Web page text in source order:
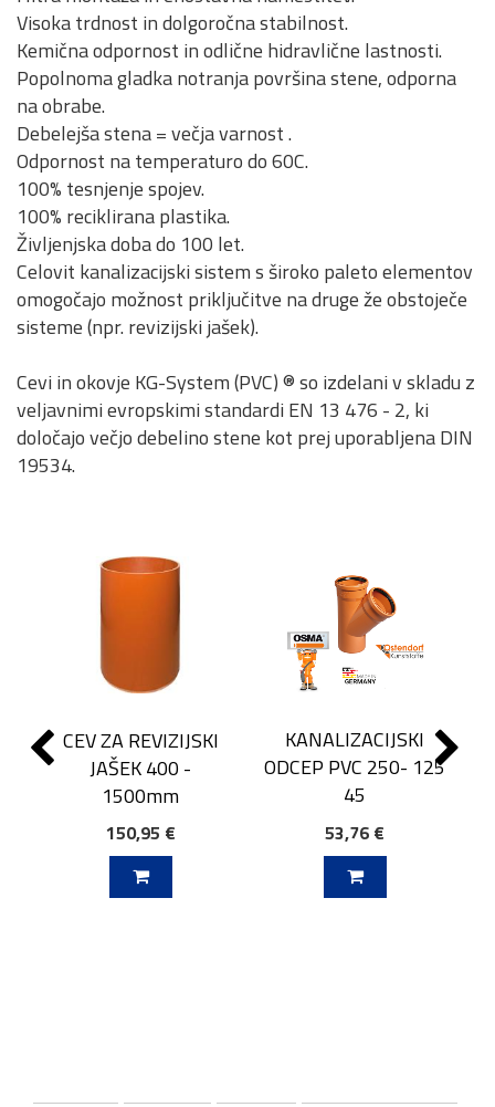
Visoka trdnost in dolgoročna stabilnost.
Kemična odpornost in odlične hidravlične lastnosti.
Popolnoma gladka notranja površina stene, odporna
na obrabe.
Debelejša stena = večja varnost .
Odpornost na temperaturo do 60C.
100% tesnjenje spojev.
100% reciklirana plastika.
Življenjska doba do 100 let.
Celovit kanalizacijski sistem s široko paleto elementov
omogočajo možnost priključitve na druge že obstoječe
sisteme (npr. revizijski jašek).
Cevi in okovje KG-System (PVC) ® so izdelani v skladu z
veljavnimi evropskimi standardi EN 13 476 - 2, ki
določajo večjo debelino stene kot prej uporabljena DIN
19534.
CEV ZA REVIZIJSKI
JAŠEK 400 -
1500mm
150,95 €
KANALIZACIJSKI
ODCEP PVC 250- 125
45
53,76 €